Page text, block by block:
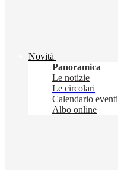
Novità
Panoramica
Le notizie
Le circolari
Calendario eventi
Albo online